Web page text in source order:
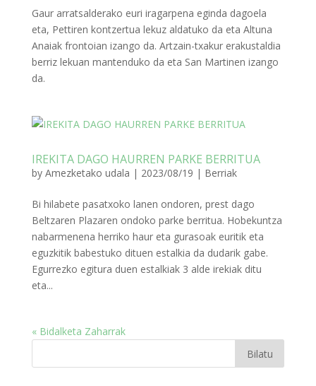
Gaur arratsalderako euri iragarpena eginda dagoela
eta, Pettiren kontzertua lekuz aldatuko da eta Altuna
Anaiak frontoian izango da. Artzain-txakur erakustaldia
berriz lekuan mantenduko da eta San Martinen izango
da.
IREKITA DAGO HAURREN PARKE BERRITUA
by Amezketako udala | 2023/08/19 | Berriak
Bi hilabete pasatxoko lanen ondoren, prest dago
Beltzaren Plazaren ondoko parke berritua. Hobekuntza
nabarmenena herriko haur eta gurasoak euritik eta
eguzkitik babestuko dituen estalkia da dudarik gabe.
Egurrezko egitura duen estalkiak 3 alde irekiak ditu
eta...
« Bidalketa Zaharrak